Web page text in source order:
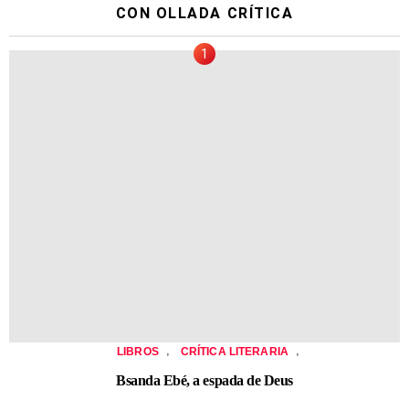
CON OLLADA CRÍTICA
LIBROS , CRÍTICA LITERARIA ,
Bsanda Ebé, a espada de Deus